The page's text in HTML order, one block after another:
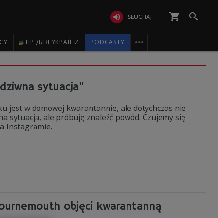
 SŁUCHAJ shopping_cart 
ПР ДЛЯ УКРАЇНИ PODCASTY 
sytuacja"
jest w domowej kwarantannie, ale dotychczas nie
sytuacja, ale próbuję znaleźć powód. Czujemy się
Instagramie.
objęci kwarantanną